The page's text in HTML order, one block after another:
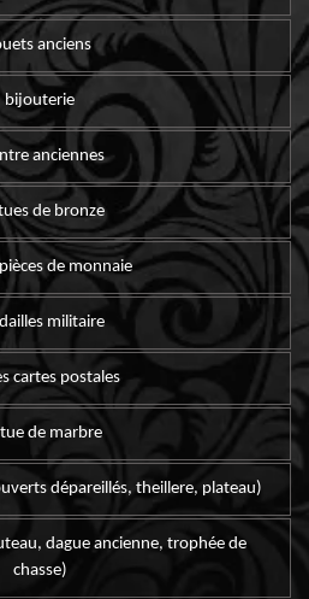
anciens
bijouterie
anciennes
de bronze
de monnaie
militaire
cartes postales
de marbre
dépareillés, theillere, plateau)
dague ancienne, trophée de
chasse)